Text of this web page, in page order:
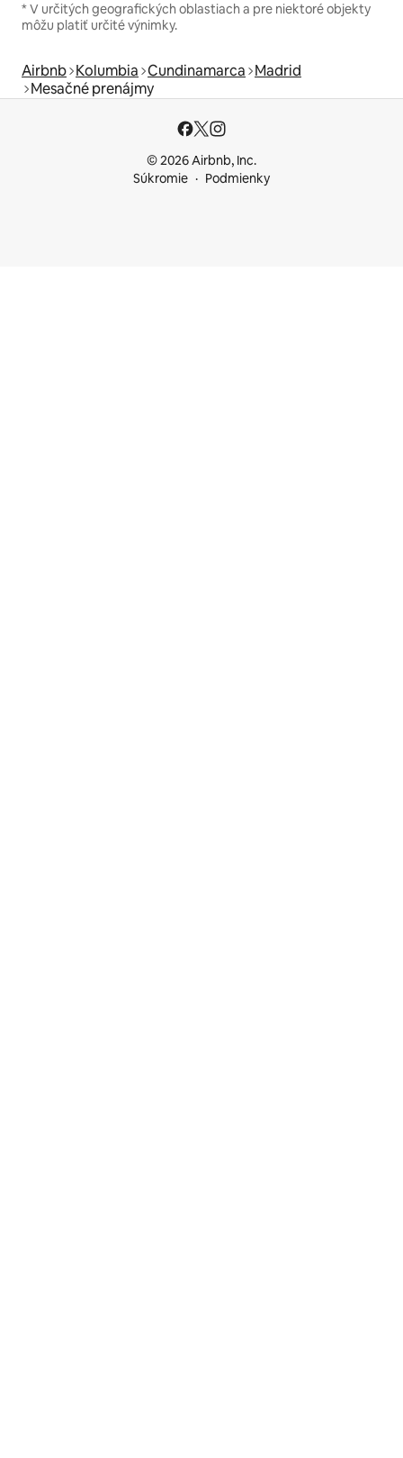
* V určitých geografických oblastiach a pre niektoré objekty
môžu platiť určité výnimky.
Airbnb Kolumbia Cundinamarca Madrid
Mesačné prenájmy
© 2026 Airbnb, Inc.
Súkromie
Podmienky